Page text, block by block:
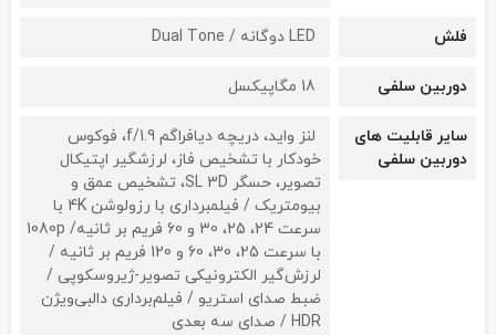
فلش LED دوگانه / Dual Tone
دوربین سلفی 18 مگاپیکسل
سایر قابلیت های
دوربین سلفی
لنز واید، دریچه دیافراگم f/1.9، فوکوس
خودکار با تشخیص فاز، لرزشگیر اپتیکال
تصویر، حسگر SL 3D، تشخیص عمق و
بیومتریک / فیلمبرداری با رزولوشن 4K با
سرعت 24، 25، 30 و 60 فریم بر ثانیه/ 1080p
با سرعت 25، 30، 60 و 120 فریم بر ثانیه /
لرزش‌گیر الکترونیکی تصویر-ژیروسکوپی /
ضبط صدای استریو / فیلم‌برداری دالبی‌ویژن
HDR / صدای سه بعدی